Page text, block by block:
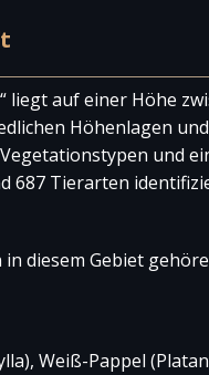
liegt auf einer Höhe
Höhenlagen
und
687 Tierarten
diesem Gebiet
Weiß-Pappel